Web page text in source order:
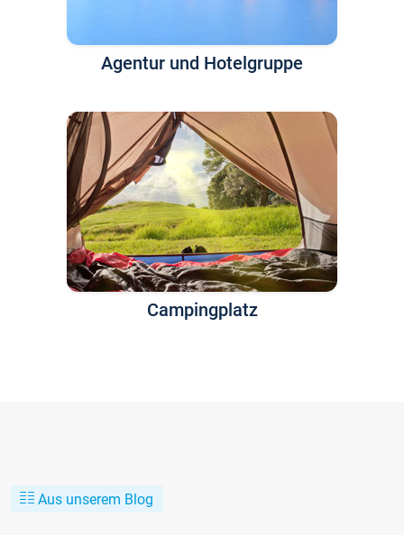
Agentur und Hotelgruppe
Campingplatz
Aus unserem Blog